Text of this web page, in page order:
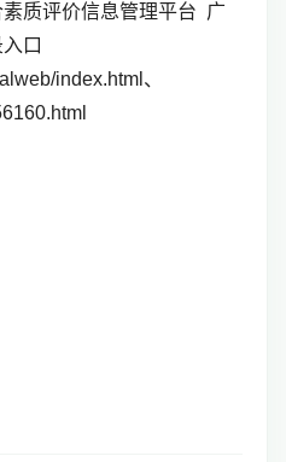
质评价信息管理平台 广
口
index.html、